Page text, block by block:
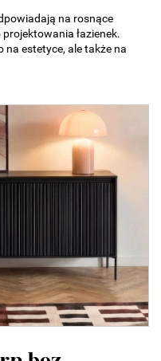
na rosnące
łazienek.
na estetyce, ale także na